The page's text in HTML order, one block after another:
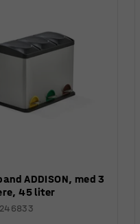
ADDISON, med 3
45 liter
246833